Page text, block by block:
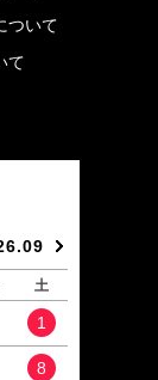
ついて
て
土
1
8